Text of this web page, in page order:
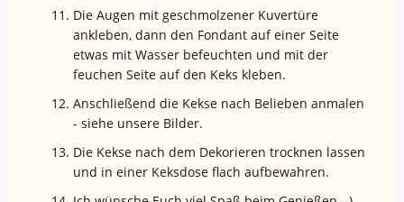
Die Augen mit geschmolzener Kuvertüre
ankleben, dann den Fondant auf einer Seite
etwas mit Wasser befeuchten und mit der
feuchen Seite auf den Keks kleben.
Anschließend die Kekse nach Belieben anmalen
- siehe unsere Bilder.
Die Kekse nach dem Dekorieren trocknen lassen
und in einer Keksdose flach aufbewahren.